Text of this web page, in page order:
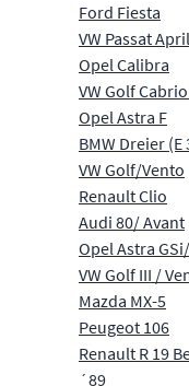
Ford Fiesta
VW Passat
Opel Calibra
VW Golf
Opel Astra F
BMW Dreier (E
VW Golf/Vento
Renault Clio
Audi 80/ Avant
Opel Astra
VW Golf III /
Mazda MX-5
Peugeot 106
Renault R 19
´89